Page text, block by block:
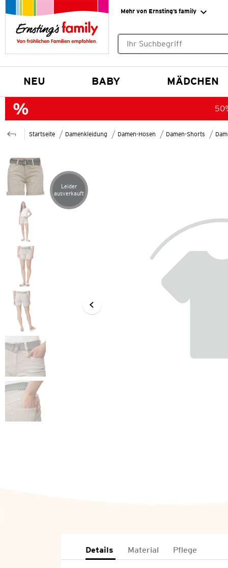
Mehr von Ernsting’s family
NEU BABY MÄDCHEN
Startseite Damenkleidung Damen-Hosen Damen-Shorts
Artikel leider ausverkauft
Leider
ausverkauft
Details Material Pflege